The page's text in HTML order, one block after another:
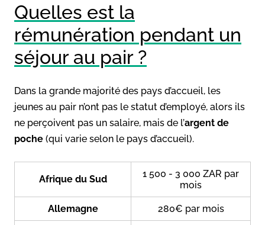
Quelles est la
rémunération pendant un
séjour au pair ?
Dans la grande majorité des pays d’accueil, les
jeunes au pair n’ont pas le statut d’employé, alors ils
ne perçoivent pas un salaire, mais de l’argent de
poche (qui varie selon le pays d’accueil).
Afrique du Sud
1 500 - 3 000 ZAR par
mois
Allemagne 280€ par mois